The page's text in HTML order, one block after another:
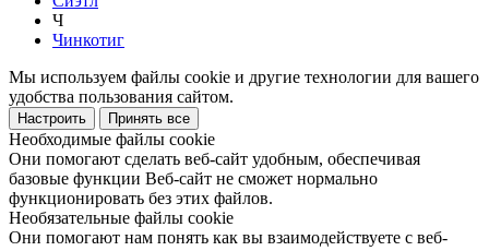
Ч
Чинкотиг
Мы используем файлы cookie и другие технологии для вашего
удобства пользования сайтом.
Настроить Принять все
Необходимые файлы cookie
Они помогают сделать веб-сайт удобным, обеспечивая
базовые функции Веб-сайт не сможет нормально
функционировать без этих файлов.
Необязательные файлы cookie
Они помогают нам понять как вы взаимодействуете с веб-